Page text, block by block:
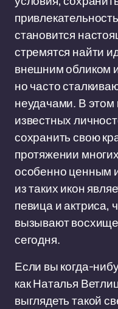
становится
стремятся найти
внешним обликом
но часто
неудачами. В этом
известных
сохранить свою
протяжении
особенно ценным
из таких икон
певица и актриса,
вызывают
сегодня.
Если вы когда-
как Наталья
выглядеть такой